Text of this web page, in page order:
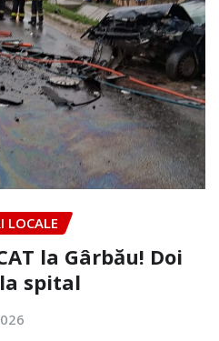
LOCALE
la Gârbău! Doi
spital